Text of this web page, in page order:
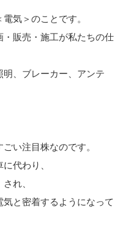
気＞のことです。
販売・施工が私たちの仕
、ブレーカー、アンテ
い注目株なのです。
代わり、
れ、
と密着するようになって